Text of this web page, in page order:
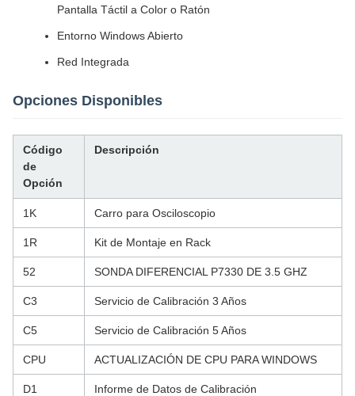
Pantalla Táctil a Color o Ratón
Entorno Windows Abierto
Red Integrada
Opciones Disponibles
Código
de
Opción
Descripción
1K Carro para Osciloscopio
1R Kit de Montaje en Rack
52 SONDA DIFERENCIAL P7330 DE 3.5 GHZ
C3 Servicio de Calibración 3 Años
C5 Servicio de Calibración 5 Años
CPU ACTUALIZACIÓN DE CPU PARA WINDOWS
D1 Informe de Datos de Calibración